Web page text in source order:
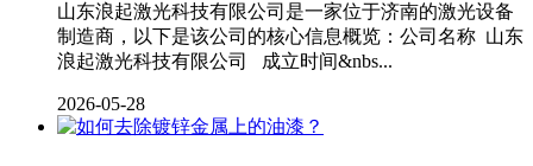
山东浪起激光科技有限公司是一家位于济南的激光设备
制造商，以下是该公司的核心信息概览：公司名称 山东
浪起激光科技有限公司 成立时间&nbs...
2026-05-28